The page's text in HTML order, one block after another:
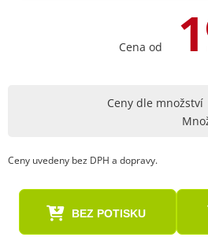
Cena od
Ceny dle množství
Ceny uvedeny bez DPH a dopravy.
BEZ POTISKU